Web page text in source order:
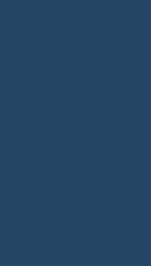
para pollos en venta, con
familiares hasta
con nosotros para